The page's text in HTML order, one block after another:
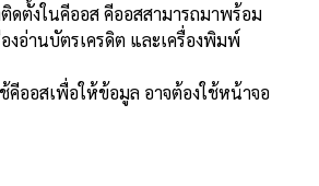
ดตั้งในคีออส คีออสสามารถมาพร้อม
อ่านบัตรเครดิต และเครื่องพิมพ์
คีออสเพื่อให้ข้อมูล อาจต้องใช้หน้าจอ